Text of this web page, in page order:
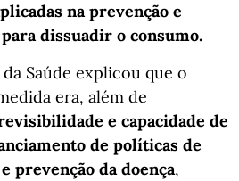
na prevenção e
dissuadir o consumo.
Saúde explicou que o
era, além de
e capacidade de
de políticas de
prevenção da doença,